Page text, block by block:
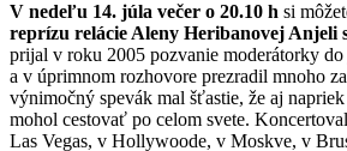
V nedeľu 14. júla večer o 20.10 h si
reprízu relácie Aleny Heribanovej Anjeli
prijal v roku 2005 pozvanie moderátorky do
a v úprimnom rozhovore prezradil mnoho
výnimočný spevák mal šťastie, že aj
mohol cestovať po celom svete.
Las Vegas, v Hollywoode, v Moskve, v